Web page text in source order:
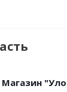
Магазин